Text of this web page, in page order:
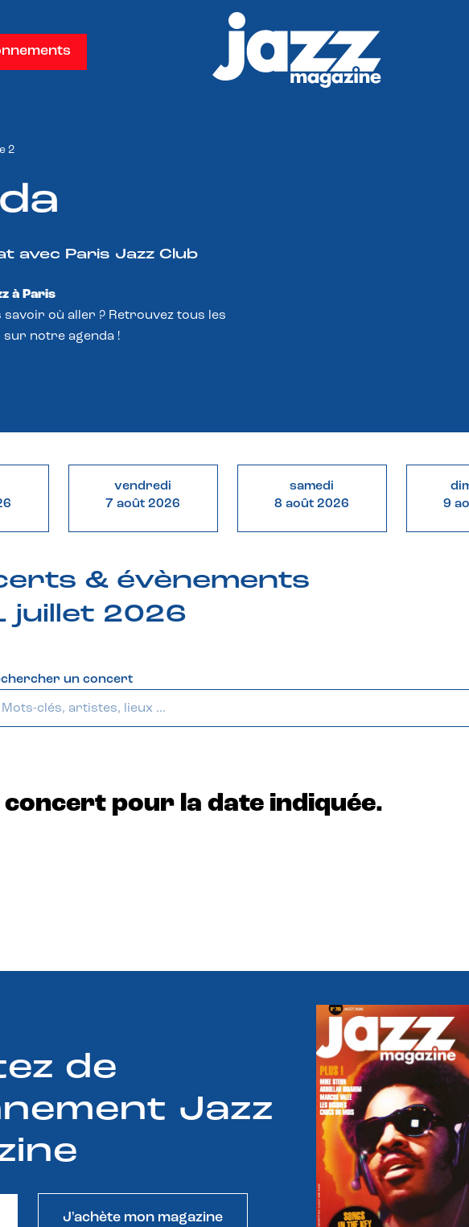
2
avec Paris Jazz Club
à Paris
savoir où aller ? Retrouvez tous les
sur notre agenda !
vendredi
7 août 2026
samedi
8 août 2026
9
& évènements
juillet 2026
un concert
concert pour la date indiquée.
de
Jazz
J'achète mon magazine